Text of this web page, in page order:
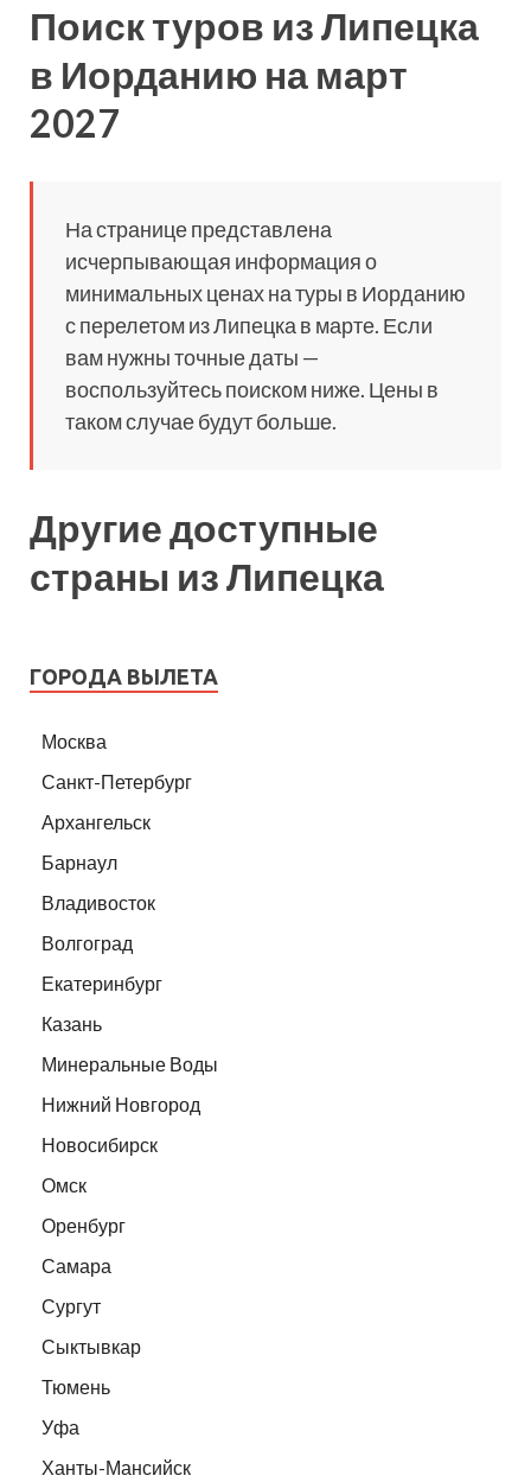
Поиск туров из Липецка
в Иорданию на март
2027
На странице представлена
исчерпывающая информация о
минимальных ценах на туры в Иорданию
с перелетом из Липецка в марте. Если
вам нужны точные даты —
воспользуйтесь поиском ниже. Цены в
таком случае будут больше.
Другие доступные
страны из Липецка
ГОРОДА ВЫЛЕТА
Москва
Санкт-Петербург
Архангельск
Барнаул
Владивосток
Волгоград
Екатеринбург
Казань
Минеральные Воды
Нижний Новгород
Новосибирск
Омск
Оренбург
Самара
Сургут
Сыктывкар
Тюмень
Уфа
Ханты-Мансийск